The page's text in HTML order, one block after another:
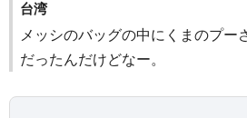
台湾
メッシのバッグの中にくまのプー
だったんだけどなー。